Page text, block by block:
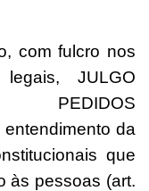
com fulcro nos
legais, JULGO
PEDIDOS
da
que
às pessoas (art.